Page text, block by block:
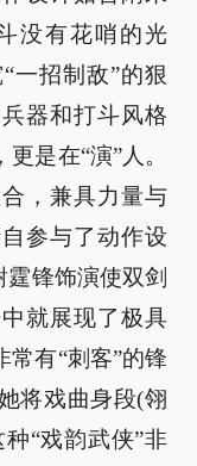
没有花哨的光
一招制敌”的狠
器和打斗风格
是在“演”人。
，兼具力量与
参与了动作设
锋饰演使双剑
就展现了极具
常有“刺客”的锋
将戏曲身段(翎
“戏韵武侠”非